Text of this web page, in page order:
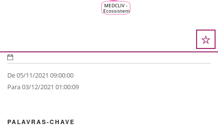
MEDCLIV -
Ecossistema
Climático
De 05/11/2021 09:00:00
Para 03/12/2021 01:00:09
PALAVRAS-CHAVE